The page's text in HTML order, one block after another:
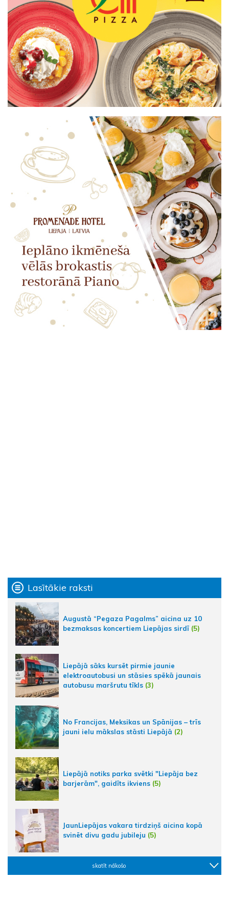
Lasītākie raksti
Augustā “Pegaza Pagalms” aicina uz 10
bezmaksas koncertiem Liepājas sirdī (5)
Liepājā sāks kursēt pirmie jaunie
elektroautobusi un stāsies spēkā jaunais
autobusu maršrutu tīkls (3)
No Francijas, Meksikas un Spānijas – trīs
jauni ielu mākslas stāsti Liepājā (2)
Liepājā notiks parka svētki "Liepāja bez
barjerām", gaidīts ikviens (5)
JaunLiepājas vakara tirdziņš aicina kopā
svinēt divu gadu jubileju (5)
skatīt nākošo